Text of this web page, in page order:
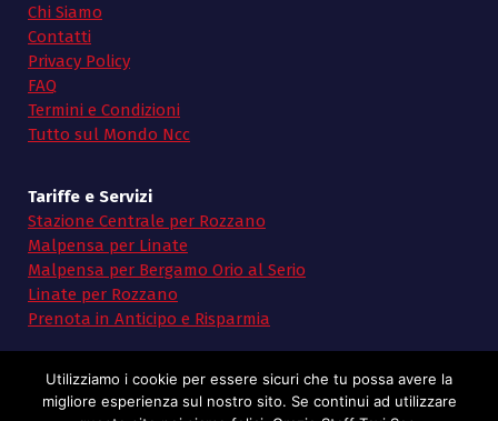
Chi Siamo
Contatti
Privacy Policy
FAQ
Termini e Condizioni
Tutto sul Mondo Ncc
Tariffe e Servizi
Stazione Centrale per Rozzano
Malpensa per Linate
Malpensa per Bergamo Orio al Serio
Linate per Rozzano
Prenota in Anticipo e Risparmia
Utilizziamo i cookie per essere sicuri che tu possa avere la
migliore esperienza sul nostro sito. Se continui ad utilizzare